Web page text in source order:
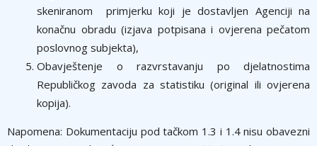
skeniranom primjerku koji je dostavljen Agenciji na
konačnu obradu (izjava potpisana i ovjerena pečatom
poslovnog subjekta),
Obavještenje o razvrstavanju po djelatnostima
Republičkog zavoda za statistiku (original ili ovjerena
kopija).
Napomena: Dokumentaciju pod tačkom 1.3 i 1.4 nisu obavezni